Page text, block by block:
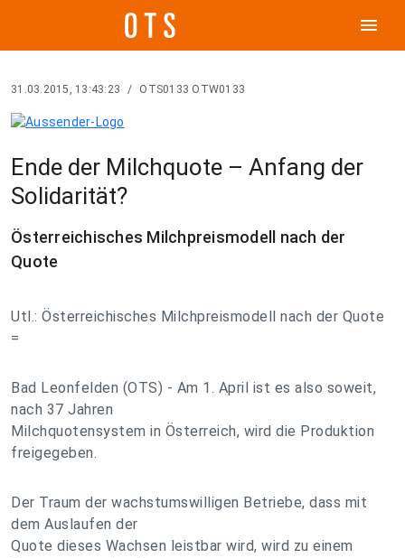
menu
31.03.2015, 13:43:23 / OTS0133 OTW0133
Ende der Milchquote – Anfang der
Solidarität?
Österreichisches Milchpreismodell nach der
Quote
Utl.: Österreichisches Milchpreismodell nach der Quote
=
Bad Leonfelden (OTS) - Am 1. April ist es also soweit,
nach 37 Jahren
Milchquotensystem in Österreich, wird die Produktion
freigegeben.
Der Traum der wachstumswilligen Betriebe, dass mit
dem Auslaufen der
Quote dieses Wachsen leistbar wird, wird zu einem